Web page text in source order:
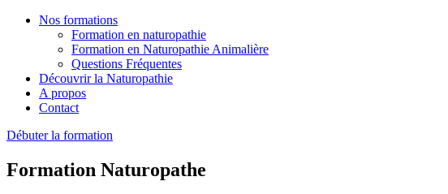
Nos formations
Formation en naturopathie
Formation en Naturopathie Animalière
Questions Fréquentes
Découvrir la Naturopathie
A propos
Contact
Débuter la formation
Formation Naturopathe